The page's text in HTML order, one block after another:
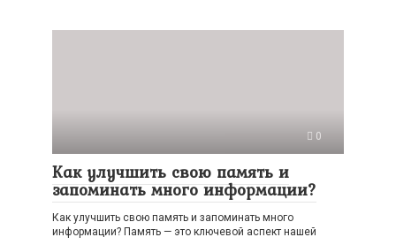
0
Как улучшить свою память и
запоминать много информации?
Как улучшить свою память и запоминать много
информации? Память — это ключевой аспект нашей